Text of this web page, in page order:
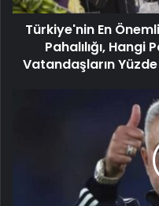
Türkiye'nin En
Pahalılığı,
Vatandaşların Yüzde